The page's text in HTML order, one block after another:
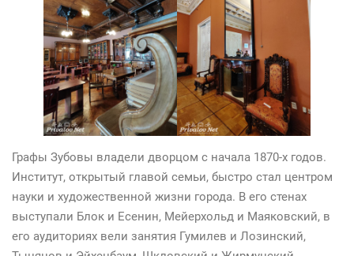
Графы Зубовы владели дворцом с начала 1870-х годов.
Институт, открытый главой семьи, быстро стал центром
науки и художественной жизни города. В его стенах
выступали Блок и Есенин, Мейерхольд и Маяковский, в
его аудиториях вели занятия Гумилев и Лозинский,